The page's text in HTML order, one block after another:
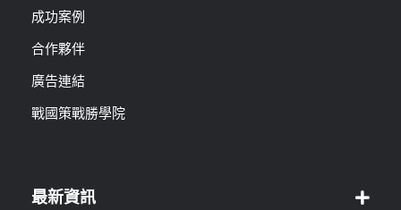
成功案例
合作夥伴
廣告連結
戰國策戰勝學院
最新資訊